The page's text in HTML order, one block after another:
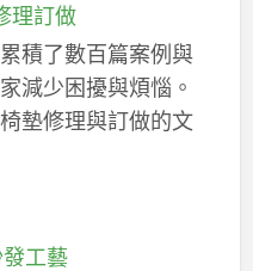
理訂做
積了數百篇案例與
減少困擾與煩惱。
墊修理與訂做的文
工藝